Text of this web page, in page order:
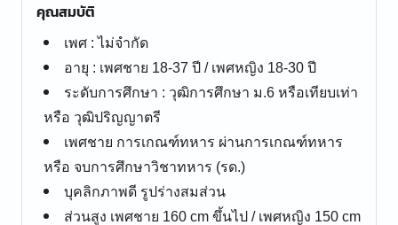
คุณสมบัติ
เพศ : ไม่จำกัด
อายุ : เพศชาย 18-37 ปี / เพศหญิง 18-30 ปี
ระดับการศึกษา : วุฒิการศึกษา ม.6 หรือเทียบเท่า
หรือ วุฒิปริญญาตรี
เพศชาย การเกณฑ์ทหาร ผ่านการเกณฑ์ทหาร
หรือ จบการศึกษาวิชาทหาร (รด.)
บุคลิกภาพดี รูปร่างสมส่วน
ส่วนสูง เพศชาย 160 cm ขึ้นไป / เพศหญิง 150 cm